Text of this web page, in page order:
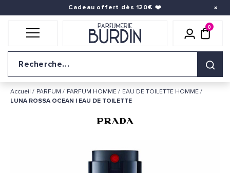
Accueil PARFUM PARFUM HOMME
EAU DE TOILETTE HOMME
LUNA ROSSA OCEAN | EAU DE TOILETTE
Cadeau offert dès 120€ ❤️
Icône
0